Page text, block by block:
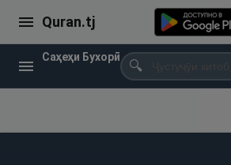
Quran.tj
Саҳеҳи Бухорӣ
🔍